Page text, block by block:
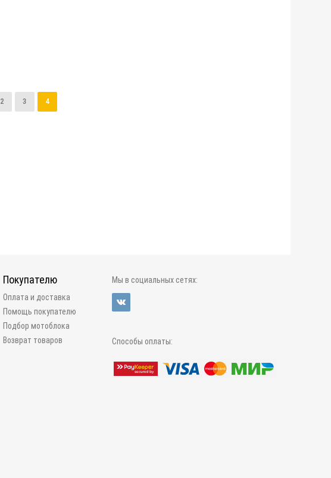
2 3 4
Покупателю
Оплата и доставка
Помощь покупателю
Подбор мотоблока
Возврат товаров
Мы в социальных сетях:
Способы оплаты: